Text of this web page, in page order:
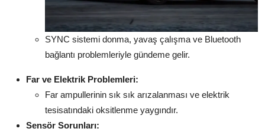
SYNC sistemi donma, yavaş çalışma ve Bluetooth
bağlantı problemleriyle gündeme gelir.
Far ve Elektrik Problemleri:
Far ampullerinin sık sık arızalanması ve elektrik
tesisatındaki oksitlenme yaygındır.
Sensör Sorunları: